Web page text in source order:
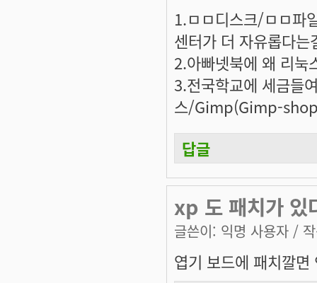
1.ㅁㅁ디스크/ㅁㅁ파
센터가 더 자유롭다는
2.아빠넷북에 왜 리
3.전국학교에 세금들
스/Gimp(Gimp-
답글
xp 도 패치가 있
글쓴이: 익명 사용자 /
엽기 보드에 패치깔